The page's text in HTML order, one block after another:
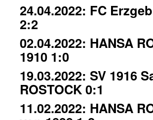
24.04.2022: FC
2:2
02.04.2022: HANSA
1910 1:0
19.03.2022: SV 1916
ROSTOCK 0:1
11.02.2022: HANSA